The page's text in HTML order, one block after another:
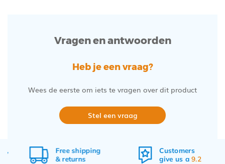
Vragen en antwoorden
Heb je een vraag?
Wees de eerste om iets te vragen over dit product
Stel een vraag
Freeshipping
&returns
Customers
give us a9.2